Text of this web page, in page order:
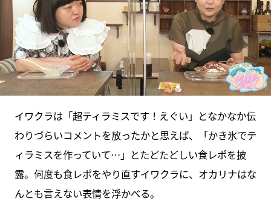
イワクラは「超ティラミスです！えぐい」となかなか伝
わりづらいコメントを放ったかと思えば、「かき氷でテ
ィラミスを作っていて…」とたどたどしい食レポを披
露。何度も食レポをやり直すイワクラに、オカリナはな
んとも言えない表情を浮かべる。